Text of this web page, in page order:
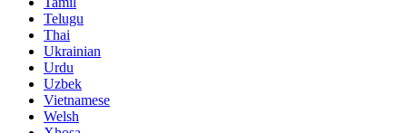
Telugu
Thai
Ukrainian
Urdu
Uzbek
Vietnamese
Welsh